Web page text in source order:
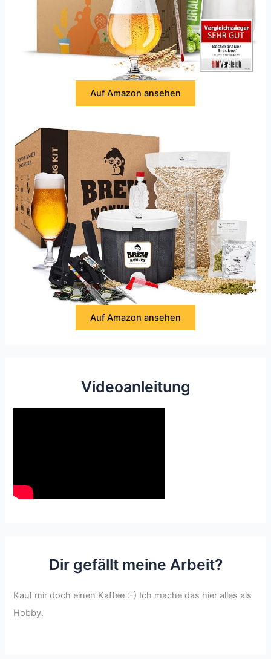
Auf Amazon ansehen
Auf Amazon ansehen
Videoanleitung
Dir gefällt meine Arbeit?
Kauf mir doch einen Kaffee :-) Ich mache das hier alles als
Hobby.